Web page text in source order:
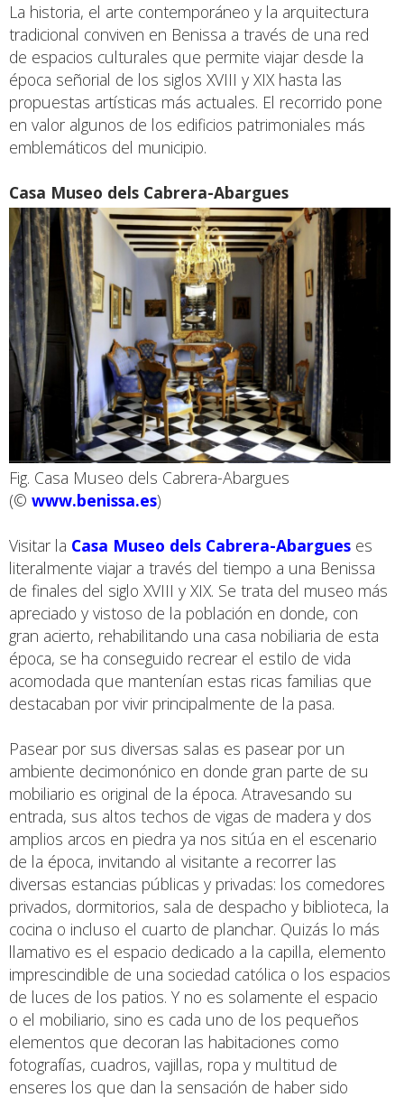
La historia, el arte contemporáneo y la arquitectura
tradicional conviven en Benissa a través de una red
de espacios culturales que permite viajar desde la
época señorial de los siglos XVIII y XIX hasta las
propuestas artísticas más actuales. El recorrido pone
en valor algunos de los edificios patrimoniales más
emblemáticos del municipio.
Casa Museo dels Cabrera-Abargues
Fig. Casa Museo dels Cabrera-Abargues
(© www.benissa.es)
Visitar la Casa Museo dels Cabrera-Abargues es
literalmente viajar a través del tiempo a una Benissa
de finales del siglo XVIII y XIX. Se trata del museo más
apreciado y vistoso de la población en donde, con
gran acierto, rehabilitando una casa nobiliaria de esta
época, se ha conseguido recrear el estilo de vida
acomodada que mantenían estas ricas familias que
destacaban por vivir principalmente de la pasa.
Pasear por sus diversas salas es pasear por un
ambiente decimonónico en donde gran parte de su
mobiliario es original de la época. Atravesando su
entrada, sus altos techos de vigas de madera y dos
amplios arcos en piedra ya nos sitúa en el escenario
de la época, invitando al visitante a recorrer las
diversas estancias públicas y privadas: los comedores
privados, dormitorios, sala de despacho y biblioteca, la
cocina o incluso el cuarto de planchar. Quizás lo más
llamativo es el espacio dedicado a la capilla, elemento
imprescindible de una sociedad católica o los espacios
de luces de los patios. Y no es solamente el espacio
o el mobiliario, sino es cada uno de los pequeños
elementos que decoran las habitaciones como
fotografías, cuadros, vajillas, ropa y multitud de
enseres los que dan la sensación de haber sido